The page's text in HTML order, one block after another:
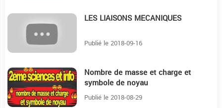
LES LIAISONS MECANIQUES
Publié le 2018-09-16
6:59 Nombre de masse et charge et
symbole de noyau
Publié le 2018-08-29